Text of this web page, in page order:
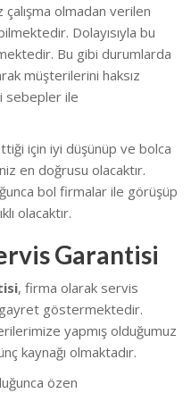
olmadan verilen
Dolayısıyla bu
Bu gibi durumlarda
müşterilerini haksız
sebepler ile
için iyi düşünüp ve bolca
en doğrusu olacaktır.
bol firmalar ile görüşüp
olacaktır.
Garantisi
, firma olarak servis
göstermektedir.
yapmış olduğumuz
kaynağı olmaktadır.
özen